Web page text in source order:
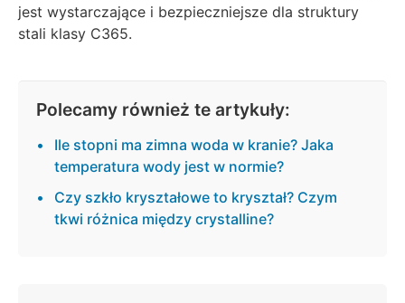
jest wystarczające i bezpieczniejsze dla struktury
stali klasy C365.
Polecamy również te artykuły:
Ile stopni ma zimna woda w kranie? Jaka
temperatura wody jest w normie?
Czy szkło kryształowe to kryształ? Czym
tkwi różnica między crystalline?